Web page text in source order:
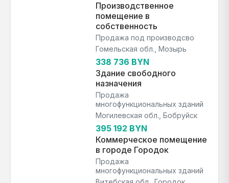
Производственное
помещение в
собственность
Продажа под производсво
Гомельская обл., Мозырь
338 736 BYN
Здание свободного
назначения
Продажа
многофункциональных зданий
Могилевская обл., Бобруйск
395 192 BYN
Коммерческое помещение
в городе Городок
Продажа
многофункциональных зданий